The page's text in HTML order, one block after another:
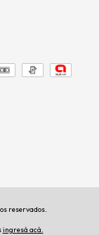
reservados.
ingresá acá.